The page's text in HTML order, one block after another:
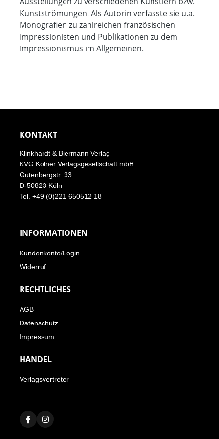
Kunstströmungen. Als Autorin verfasste sie u.a.
Monografien zu zahlreichen französischen
Impressionisten und Publikationen zu dem
Impressionismus im Allgemeinen.
KONTAKT
Klinkhardt & Biermann Verlag
KVG Kölner Verlagsgesellschaft mbH
Gutenbergstr. 33
D-50823 Köln
Tel. +49 (0)221 650512 18
INFORMATIONEN
Kundenkonto/Login
Widerruf
RECHTLICHES
AGB
Datenschutz
Impressum
HANDEL
Verlagsvertreter